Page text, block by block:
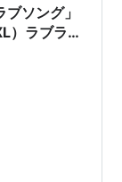
ソング」
）ラブライ